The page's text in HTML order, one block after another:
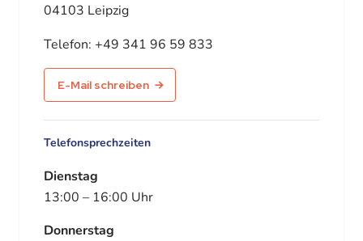
04103 Leipzig
Telefon: +49 341 96 59 833
E-Mail schreiben
Telefonsprechzeiten
Dienstag
13:00 – 16:00 Uhr
Donnerstag